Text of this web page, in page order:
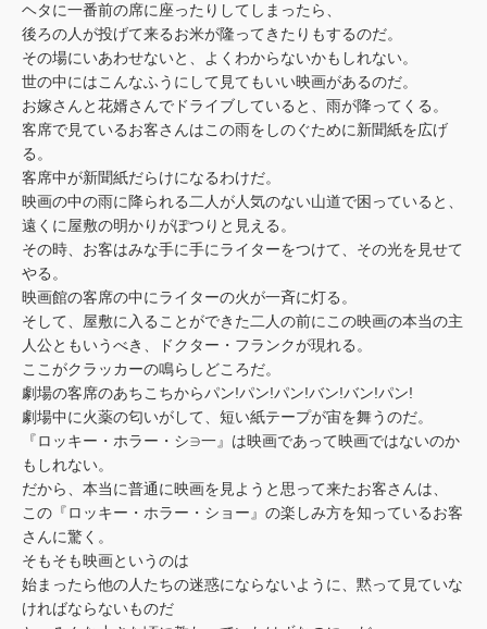
ヘタに一番前の席に座ったりしてしまったら、
後ろの人が投げて来るお米が隆ってきたりもするのだ。
その場にいあわせないと、よくわからないかもしれない。
世の中にはこんなふうにして見てもいい映画があるのだ。
お嫁さんと花婿さんでドライブしていると、雨が降ってくる。
客席で見ているお客さんはこの雨をしのぐために新聞紙を広げ
る。
客席中が新聞紙だらけになるわけだ。
映画の中の雨に降られる二人が人気のない山道で困っていると、
遠くに屋敷の明かりがぽつりと見える。
その時、お客はみな手に手にライターをつけて、その光を見せて
やる。
映画館の客席の中にライターの火が一斉に灯る。
そして、屋敷に入ることができた二人の前にこの映画の本当の主
人公ともいうべき、ドクター・フランクが現れる。
ここがクラッカーの鳴らしどころだ。
劇場の客席のあちこちからパン!パン!パン!バン!バン!パン!
劇場中に火薬の匂いがして、短い紙テープが宙を舞うのだ。
『ロッキー・ホラー・シ∋一』は映画であって映画ではないのか
もしれない。
だから、本当に普通に映画を見ようと思って来たお客さんは、
この『ロッキー・ホラー・ショー』の楽しみ方を知っているお客
さんに驚く。
そもそも映画というのは
始まったら他の人たちの迷惑にならないように、黙って見ていな
ければならないものだ